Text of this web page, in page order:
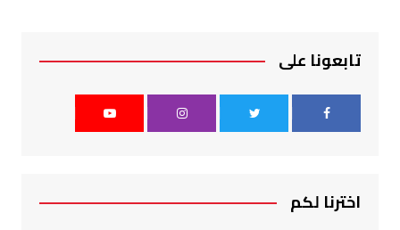
تابعونا على
اخترنا لكم